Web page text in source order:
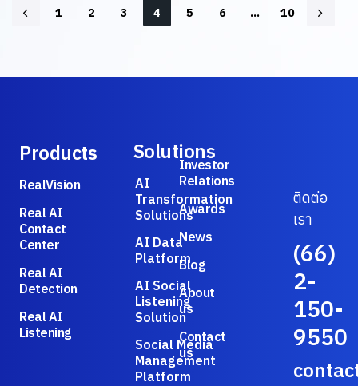
1 2 3 4 5 6 … 10
ติดต่อ
เรา
(66)
2-
150-
9550
Products
RealVision
Real AI
Contact
Center
Real AI
Detection
Real AI
Listening
Solutions
AI
Transformation
Solutions
AI Data
Platform
AI Social
Listening
Solution
Social Media
Management
Platform
Investor
Relations
Awards
News
Blog
About
us
Contact
us